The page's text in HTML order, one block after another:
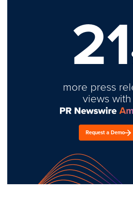
21
more press
views with
Request a Demo